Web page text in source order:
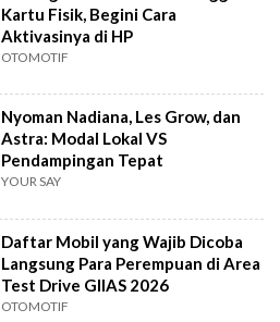
Kartu Fisik, Begini Cara
Aktivasinya di HP
OTOMOTIF
Nyoman Nadiana, Les Grow, dan
Astra: Modal Lokal VS
Pendampingan Tepat
YOUR SAY
Daftar Mobil yang Wajib Dicoba
Langsung Para Perempuan di Area
Test Drive GIIAS 2026
OTOMOTIF